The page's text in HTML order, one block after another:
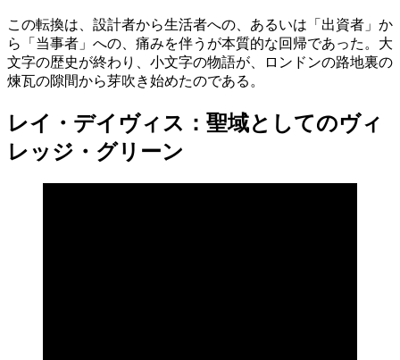
この転換は、設計者から生活者への、あるいは「出資者」か
ら「当事者」への、痛みを伴うが本質的な回帰であった。大
文字の歴史が終わり、小文字の物語が、ロンドンの路地裏の
煉瓦の隙間から芽吹き始めたのである。
レイ・デイヴィス：聖域としてのヴィ
レッジ・グリーン